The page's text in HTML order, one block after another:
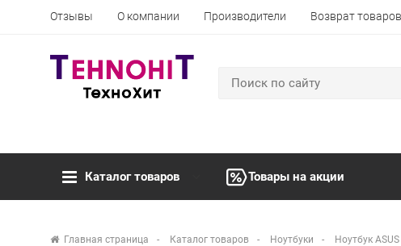
Отзывы О компании Производители Возврат товаров
Каталог товаров Товары на акции
Главная страница Каталог товаров Ноутбуки Ноутбук